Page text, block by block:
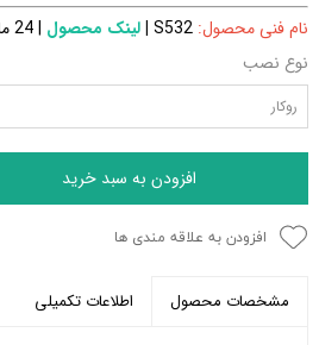
نام فنی محصول: S532
|لینک محصول | 24 ماه گارانتی
نوع نصب
روکار
افزودن به سبد خرید
افزودن به علاقه مندی ها
مشخصات محصول اطلاعات تکمیلی